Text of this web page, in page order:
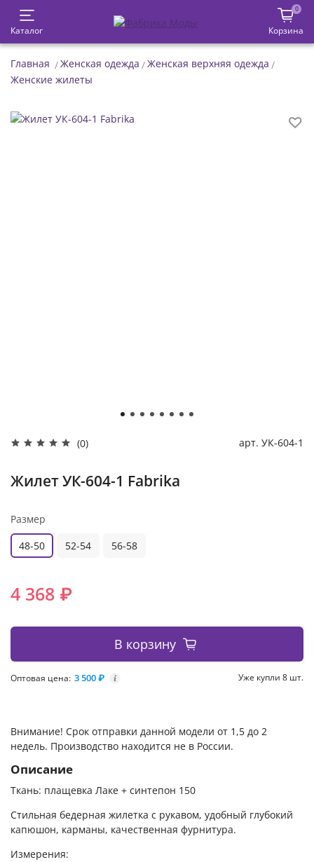
Каталог
0
Корзина
Главная Женская одежда
Женская верхняя одежда
Женские жилеты
(0) арт. УК-604-1
Жилет УК-604-1 Fabrika
Размер
48-50
52-54 56-58
4 368 ₽
В корзину
Оптовая цена: 3 500 ₽ i Уже купли 8 шт.
Внимание! Срок отправки данной модели от 1,5 до 2
недель. Производство находится не в России.
Описание
Ткань: плащевка Лаке + синтепон 150
Стильная бедерная жилетка с рукавом, удобный глубокий
капюшон, карманы, качественная фурнитура.
Измерения: